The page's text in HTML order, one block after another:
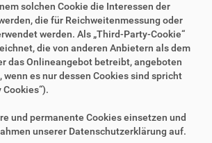
solchen Cookie die Interessen der
die für Reichweitenmessung oder
werden. Als „Third-Party-Cookie“
die von anderen Anbietern als dem
das Onlineangebot betreibt, angeboten
es nur dessen Cookies sind spricht
und permanente Cookies einsetzen und
unserer Datenschutzerklärung auf.